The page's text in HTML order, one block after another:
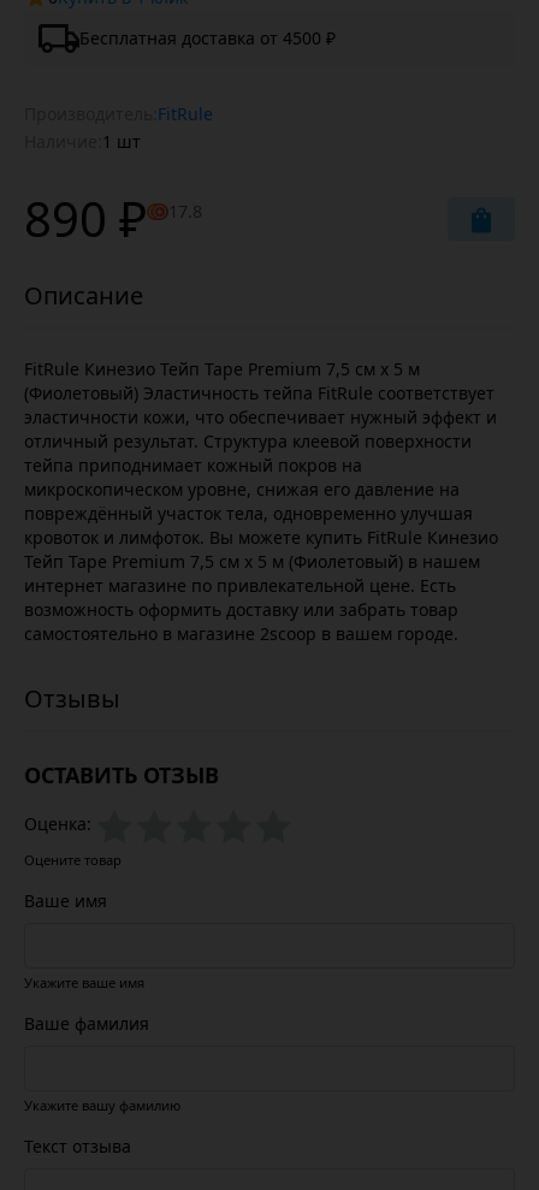
Бесплатная доставка от 4500 ₽
FitRule
1 шт
890 ₽ 17.8
FitRule Кинезио Тейп Tape Premium 7,5 cм х 5 м
(Фиолетовый) Эластичность тейпа FitRule соответствует
эластичности кожи, что обеспечивает нужный эффект и
отличный результат. Структура клеевой поверхности
тейпа приподнимает кожный покров на
микроскопическом уровне, снижая его давление на
повреждённый участок тела, одновременно улучшая
кровоток и лимфоток. Вы можете купить FitRule Кинезио
Тейп Tape Premium 7,5 cм х 5 м (Фиолетовый) в нашем
интернет магазине по привлекательной цене. Есть
возможность оформить доставку или забрать товар
самостоятельно в магазине 2scoop в вашем городе.
ОСТАВИТЬ ОТЗЫВ
Оценка:
Оцените товар
Ваше имя
Укажите ваше имя
Ваше фамилия
Укажите вашу фамилию
Текст отзыва